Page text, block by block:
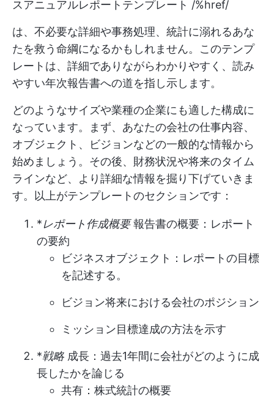
スアニュアルレポートテンプレート /%href/
は、不必要な詳細や事務処理、統計に溺れるあな
たを救う命綱になるかもしれません。このテンプ
レートは、詳細でありながらわかりやすく、読み
やすい年次報告書への道を指し示します。
どのようなサイズや業種の企業にも適した構成に
なっています。まず、あなたの会社の仕事内容、
オブジェクト、ビジョンなどの一般的な情報から
始めましょう。その後、財務状況や将来のタイム
ラインなど、より詳細な情報を掘り下げていきま
す。以上がテンプレートのセクションです：
*レポート作成概要報告書の概要：レポート
の要約
ビジネスオブジェクト：レポートの目標
を記述する。
ビジョン将来における会社のポジション
ミッション目標達成の方法を示す
*戦略 成長：過去1年間に会社がどのように成
長したかを論じる
共有：株式統計の概要